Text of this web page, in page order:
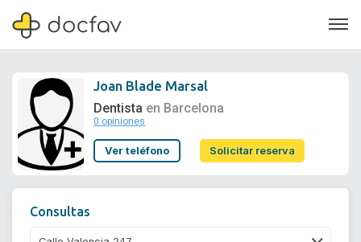
Soporte
Joan Blade Marsal
Dentista en Barcelona
0 opiniones
Ver teléfono Solicitar reserva
Consultas